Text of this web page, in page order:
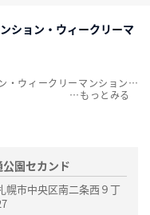
ション・ウィークリーマ
園セカンド
幌市中央区南二条西９丁
西８丁目駅/wifiありのマンスリーマンション・ウィークリーマンション賃貸物件一覧を掲載中。敷金・礼金無料、家具・家電付をご紹介。こだわり条件での絞込みも簡単！
…